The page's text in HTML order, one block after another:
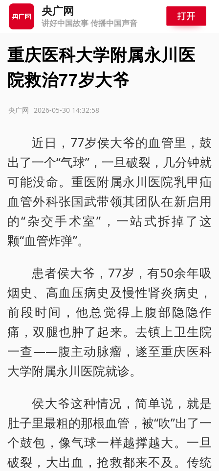
央广网
讲好中国故事 传播中国声音
重庆医科大学附属永川医
院救治77岁大爷
2026-05-30 14:32:58
央广网
近日，77岁侯大爷的血管里，鼓
出了一个“气球”，一旦破裂，几分钟就
可能没命。重医附属永川医院乳甲疝
血管外科张国武带领其团队在新启用
的“杂交手术室”，一站式拆掉了这
颗“血管炸弹”。
患者侯大爷，77岁，有50余年吸
烟史、高血压病史及慢性肾炎病史，
前段时间，他总觉得上腹部隐隐作
痛，双腿也肿了起来。去镇上卫生院
一查——腹主动脉瘤，遂至重庆医科
大学附属永川医院就诊。
侯大爷这种情况，简单说，就是
肚子里最粗的那根血管，被“吹”出了一
个鼓包，像气球一样越撑越大。一旦
破裂，大出血，抢救都来不及。传统